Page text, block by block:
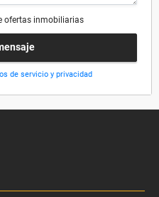
ofertas inmobiliarias
de servicio y privacidad